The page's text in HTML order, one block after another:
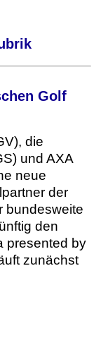
Golf
die
und AXA
neue
der
bundesweite
den
presented by
zunächst